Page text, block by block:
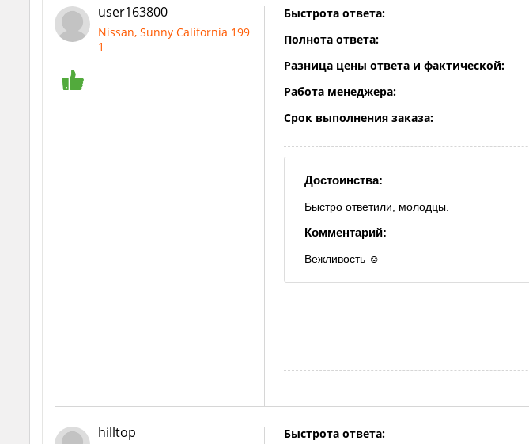
user163800
Nissan, Sunny California 199
1
Быстрота ответа:
Полнота ответа:
Разница цены ответа и фактической:
Работа менеджера:
Срок выполнения заказа:
Достоинства:
Быстро ответили, молодцы.
Комментарий:
Вежливость ☺️
hilltop Быстрота ответа: